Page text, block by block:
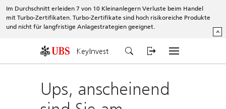
Im Durchschnitt erleiden 7 von 10 Kleinanlegern Verluste beim Handel
mit Turbo-Zertifikaten. Turbo-Zertifikate sind hoch risikoreiche Produkte
und nicht für langfristige Anlagestrategien geeignet.
^
KeyInvest
Ups, anscheinend